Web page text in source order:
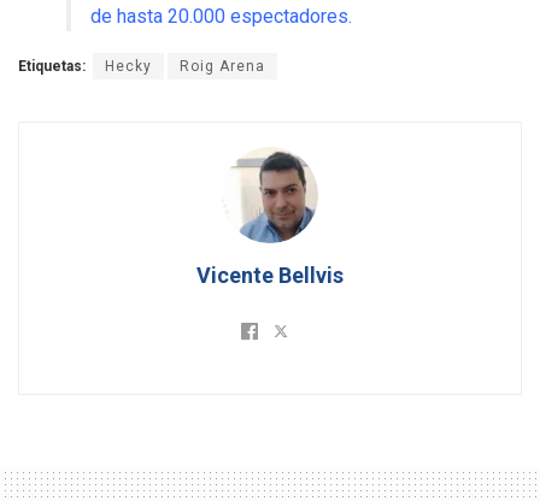
de hasta 20.000 espectadores.
Etiquetas: Hecky Roig Arena
Vicente Bellvis